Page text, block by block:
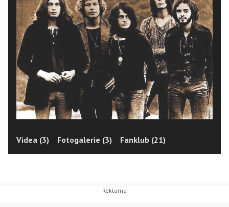
Videa (3) Fotogalerie (3) Fanklub (21)